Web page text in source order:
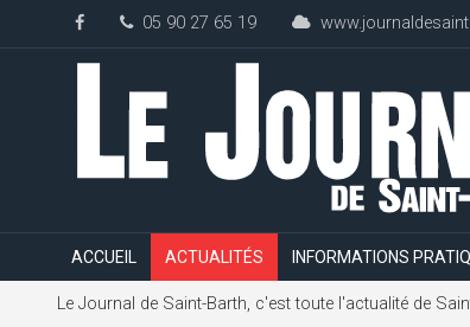
05 90 27 65 19
ACCUEIL ACTUALITÉS INFORMATIONS
Le Journal de Saint-Barth, c'est toute l'actualité de